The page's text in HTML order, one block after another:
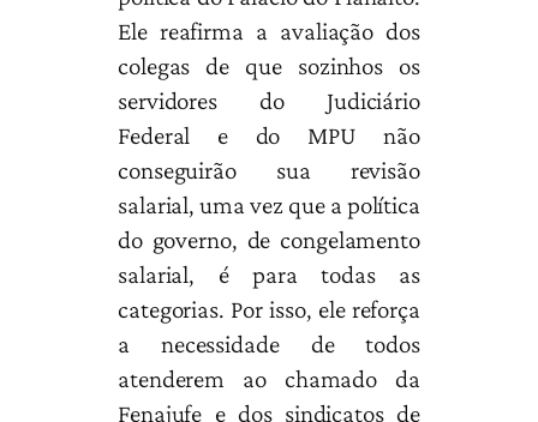
Ele reafirma a avaliação dos
colegas de que sozinhos os
servidores do Judiciário
Federal e do MPU não
conseguirão sua revisão
salarial, uma vez que a política
do governo, de congelamento
salarial, é para todas as
categorias. Por isso, ele reforça
a necessidade de todos
atenderem ao chamado da
Fenajufe e dos sindicatos de